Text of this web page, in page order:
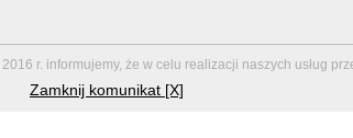
r. informujemy, że w celu realizacji naszych usług
Zamknij komunikat [X]